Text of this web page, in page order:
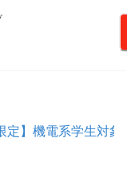
定】機電系学生対